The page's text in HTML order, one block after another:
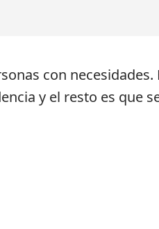
con necesidades.
y el resto es que